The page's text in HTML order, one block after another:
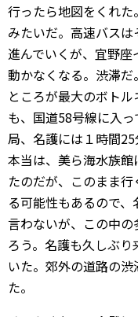
行ったら地図をくれ
みたいだ。高速バス
進んでいくが、宜野
動かなくなる。渋滞
ところが最大のボト
も、国道58号線に入
局、名護には１時間25
本当は、美ら海水族
たのだが、このまま
る可能性もあるので
言わないが、この中
ろう。名護も久しぶ
いた。郊外の道路の
た。